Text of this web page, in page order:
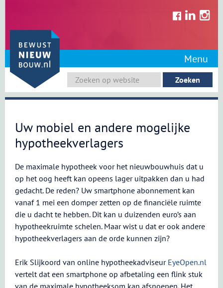
content
Menu
Uw mobiel en andere mogelijke
hypotheekverlagers
De maximale hypotheek voor het nieuwbouwhuis dat u
op het oog heeft kan opeens lager uitpakken dan u had
gedacht. De reden? Uw smartphone abonnement kan
vanaf 1 mei een domper zetten op de financiële ruimte
die u dacht te hebben. Dit kan u duizenden euro’s aan
hypotheekruimte schelen. Maar wist u dat er ook andere
hypotheekverlagers aan de orde kunnen zijn?
Erik Slijkoord van online hypotheekadviseur EyeOpen.nl
vertelt dat een smartphone op afbetaling een flink stuk
van de maximale hypotheeksom kan afsnoepen. Het